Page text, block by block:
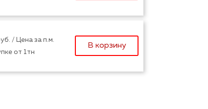
/ Цена за п.м.
от 1тн
В корзину